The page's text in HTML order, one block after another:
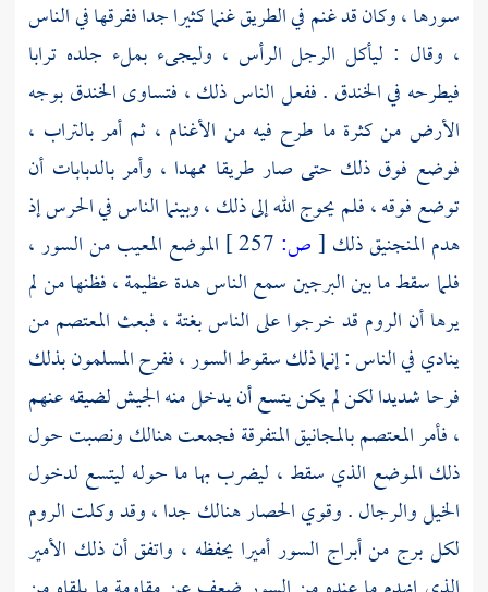
سورها ، وكان قد غنم في الطريق غنما كثيرا جدا ففرقها في الناس
، وقال : ليأكل الرجل الرأس ، وليجىء بملء جلده ترابا
فيطرحه في الخندق . ففعل الناس ذلك ، فتساوى الخندق بوجه
الأرض من كثرة ما طرح فيه من الأغنام ، ثم أمر بالتراب ،
فوضع فوق ذلك حتى صار طريقا ممهدا ، وأمر بالدبابات أن
توضع فوقه ، فلم يحوج الله إلى ذلك ، وبينما الناس في الحرس إذ
هدم المنجنيق ذلك [ص:
الموضع المعيب من السور ،
فلما سقط ما بين البرجين سمع الناس هدة عظيمة ، فظنها من لم
يرها أن الروم قد خرجوا على الناس بغتة ، فبعث المعتصممن
ينادي في الناس : إنما ذلك سقوط السور ، ففرح المسلمون بذلك
فرحا شديدا لكن لم يكن يتسع أن يدخل منه الجيش لضيقه عنهم
، فأمرالمعتصمبالمجانيق المتفرقة فجمعت هنالك ونصبت حول
ذلك الموضع الذي سقط ، ليضرب بها ما حوله ليتسع لدخول
الخيل والرجال . وقوي الحصار هنالك جدا ، وقد وكلتالروم
لكل برج من أبراج السور أميرا يحفظه ، واتفق أن ذلك الأمير